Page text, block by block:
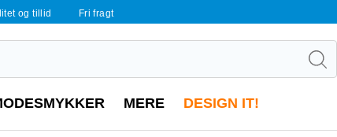
og tillid Fri fragt
MERE DESIGN IT!